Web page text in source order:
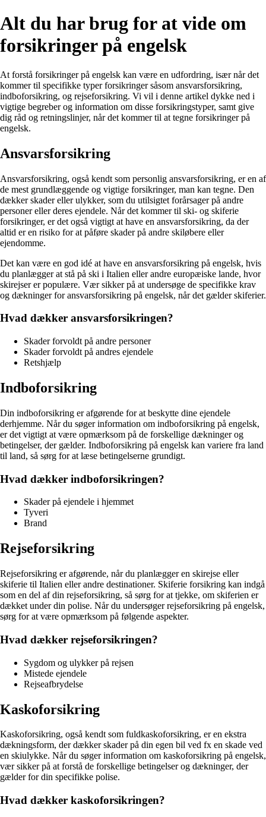
Alt du har brug for at vide om
forsikringer på engelsk
At forstå forsikringer på engelsk kan være en udfordring, især når det
kommer til specifikke typer forsikringer såsom ansvarsforsikring,
indboforsikring, og rejseforsikring. Vi vil i denne artikel dykke ned i
vigtige begreber og information om disse forsikringstyper, samt give
dig råd og retningslinjer, når det kommer til at tegne forsikringer på
engelsk.
Ansvarsforsikring
Ansvarsforsikring, også kendt som personlig ansvarsforsikring, er en af
de mest grundlæggende og vigtige forsikringer, man kan tegne. Den
dækker skader eller ulykker, som du utilsigtet forårsager på andre
personer eller deres ejendele. Når det kommer til ski- og skiferie
forsikringer, er det også vigtigt at have en ansvarsforsikring, da der
altid er en risiko for at påføre skader på andre skiløbere eller
ejendomme.
Det kan være en god idé at have en ansvarsforsikring på engelsk, hvis
du planlægger at stå på ski i Italien eller andre europæiske lande, hvor
skirejser er populære. Vær sikker på at undersøge de specifikke krav
og dækninger for ansvarsforsikring på engelsk, når det gælder skiferier.
Hvad dækker ansvarsforsikringen?
Skader forvoldt på andre personer
Skader forvoldt på andres ejendele
Retshjælp
Indboforsikring
Din indboforsikring er afgørende for at beskytte dine ejendele
derhjemme. Når du søger information om indboforsikring på engelsk,
er det vigtigt at være opmærksom på de forskellige dækninger og
betingelser, der gælder. Indboforsikring på engelsk kan variere fra land
til land, så sørg for at læse betingelserne grundigt.
Hvad dækker indboforsikringen?
Skader på ejendele i hjemmet
Tyveri
Brand
Rejseforsikring
Rejseforsikring er afgørende, når du planlægger en skirejse eller
skiferie til Italien eller andre destinationer. Skiferie forsikring kan indgå
som en del af din rejseforsikring, så sørg for at tjekke, om skiferien er
dækket under din polise. Når du undersøger rejseforsikring på engelsk,
sørg for at være opmærksom på følgende aspekter.
Hvad dækker rejseforsikringen?
Sygdom og ulykker på rejsen
Mistede ejendele
Rejseafbrydelse
Kaskoforsikring
Kaskoforsikring, også kendt som fuldkaskoforsikring, er en ekstra
dækningsform, der dækker skader på din egen bil ved fx en skade ved
en skiulykke. Når du søger information om kaskoforsikring på engelsk,
vær sikker på at forstå de forskellige betingelser og dækninger, der
gælder for din specifikke polise.
Hvad dækker kaskoforsikringen?